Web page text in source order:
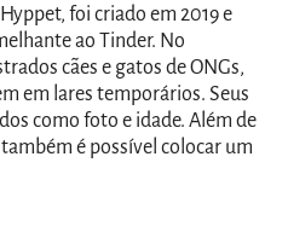
foi criado em 2019 e
ao Tinder. No
cães e gatos de ONGs,
em lares temporários. Seus
como foto e idade. Além de
é possível colocar um